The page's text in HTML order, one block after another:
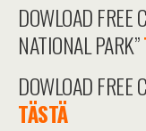
DOWLOAD FREE
NATIONAL PARK”
DOWLOAD FREE
TÄSTÄ